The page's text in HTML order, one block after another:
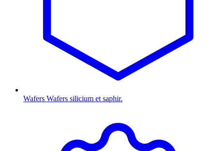
Wafers Wafers silicium et saphir.